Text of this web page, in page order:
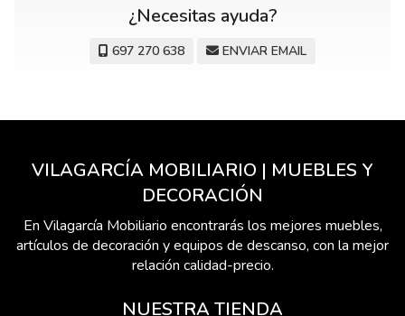
¿Necesitas ayuda?
697 270 638 ENVIAR EMAIL
VILAGARCÍA MOBILIARIO | MUEBLES Y
DECORACIÓN
En Vilagarcía Mobiliario encontrarás los mejores muebles,
artículos de decoración y equipos de descanso, con la mejor
relación calidad-precio.
NUESTRA TIENDA